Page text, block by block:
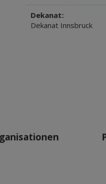
Dekanat:
Dekanat Innsbruck